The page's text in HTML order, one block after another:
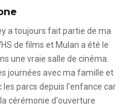
a toujours fait partie de ma
de films et Mulan a été le
une vraie salle de cinéma.
journées avec ma famille et
parcs depuis l'enfance car
cérémonie d'ouverture